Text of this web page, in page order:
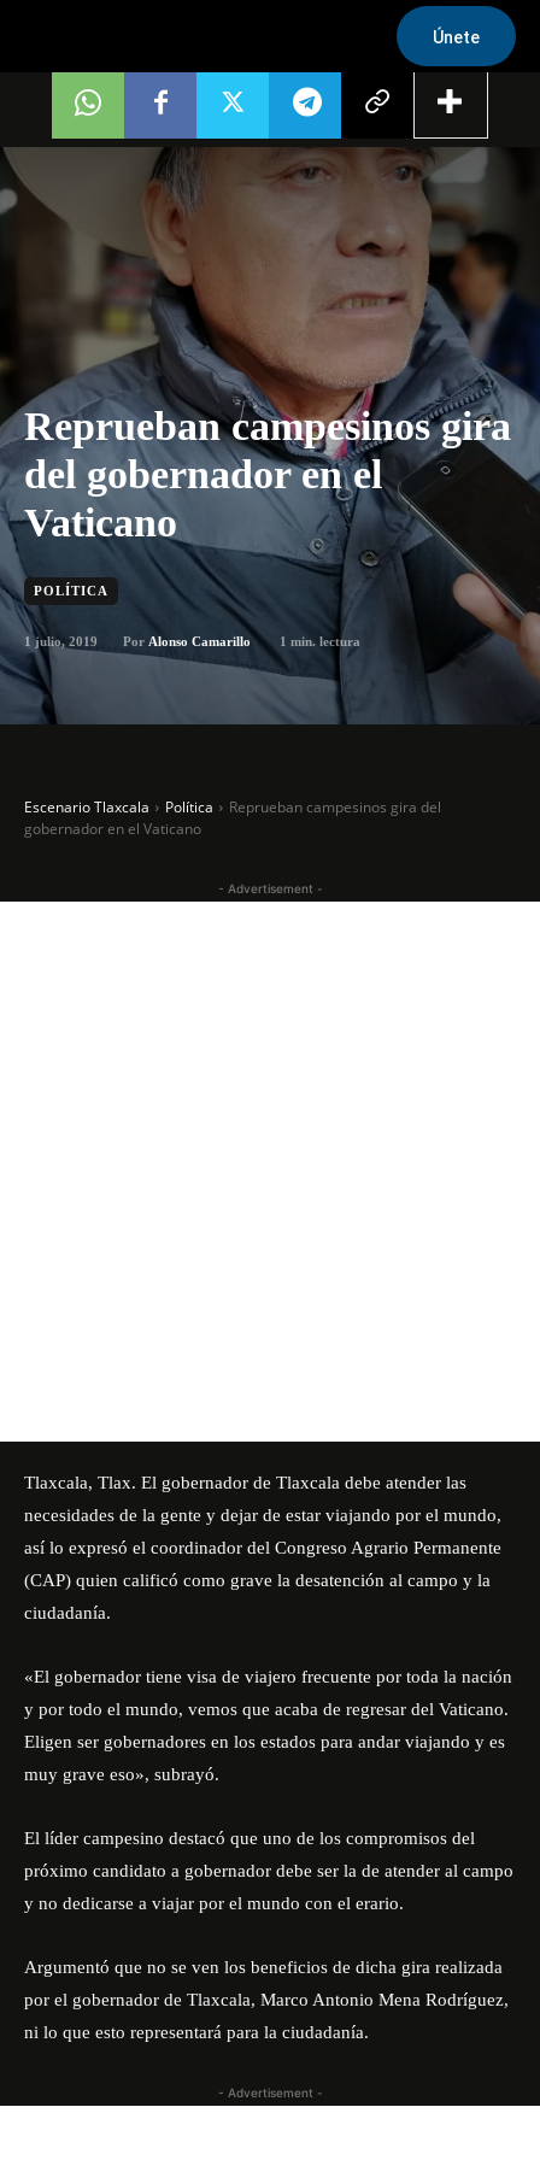
Únete
Reprueban campesinos gira
del gobernador en el
Vaticano
POLÍTICA
1 julio, 2019 Por Alonso Camarillo 1 min. lectura
Escenario Tlaxcala Política
Reprueban campesinos gira del
gobernador en el Vaticano
- Advertisement -
Tlaxcala, Tlax. El gobernador de Tlaxcala debe atender las
necesidades de la gente y dejar de estar viajando por el mundo,
así lo expresó el coordinador del Congreso Agrario Permanente
(CAP) quien calificó como grave la desatención al campo y la
ciudadanía.
«El gobernador tiene visa de viajero frecuente por toda la nación
y por todo el mundo, vemos que acaba de regresar del Vaticano.
Eligen ser gobernadores en los estados para andar viajando y es
muy grave eso», subrayó.
El líder campesino destacó que uno de los compromisos del
próximo candidato a gobernador debe ser la de atender al campo
y no dedicarse a viajar por el mundo con el erario.
Argumentó que no se ven los beneficios de dicha gira realizada
por el gobernador de Tlaxcala, Marco Antonio Mena Rodríguez,
ni lo que esto representará para la ciudadanía.
- Advertisement -